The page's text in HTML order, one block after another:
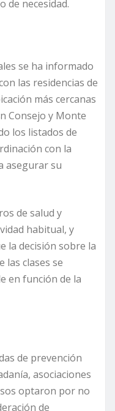
de necesidad.
se ha informado
las residencias de
más cercanas
Consejo y Monte
los listados de
con la
asegurar su
de salud y
habitual, y
la decisión sobre la
las clases se
en función de la
de prevención
asociaciones
optaron por no
de